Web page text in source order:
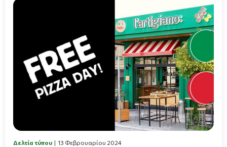
Δελτία τύπου 13 Φεβρουαρίου 2024